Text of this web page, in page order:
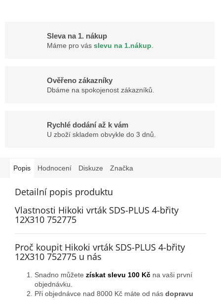
Sleva na 1. nákup
Máme pro vás slevu na 1.nákup
Ověřeno zákazníky
Dbáme na spokojenost zákazníků.
Rychlé dodání až k vám
U zboží skladem obvykle do 3 dnů.
Popis Hodnocení Diskuze Značka
Detailní popis produktu
Vlastnosti Hikoki vrták SDS-PLUS 4-břity
12X310 752775
Proč koupit Hikoki vrták SDS-PLUS 4-břity
12X310 752775 u nás
Snadno můžete získat slevu 100 Kč na vaši první
objednávku.
Při objednávce nad 8000 Kč máte od nás dopravu